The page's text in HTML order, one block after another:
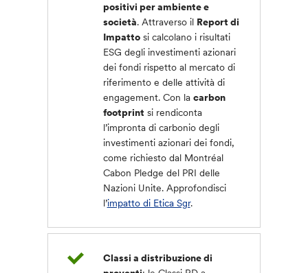
positivi per ambiente e
società. Attraverso il Report di
Impattosi calcolano i risultati
ESG degli investimenti azionari
dei fondi rispetto al mercato di
riferimento e delle attività di
engagement. Con la carbon
footprint si rendiconta
l’impronta di carbonio degli
investimenti azionari dei fondi,
come richiesto dal Montréal
Cabon Pledge del PRI delle
Nazioni Unite. Approfondisci
l’impatto di Etica Sgr.
Classi a distribuzione di